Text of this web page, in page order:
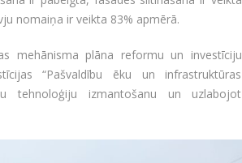
nomaiņa ir veikta 83% apmērā.
mehānisma plāna reformu un investīciju
“Pašvaldību ēku un infrastruktūras
tehnoloģiju izmantošanu un uzlabojot